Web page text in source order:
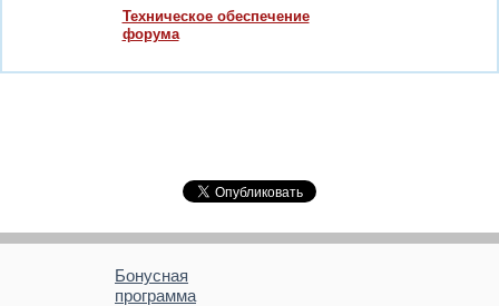
Техническое обеспечение
форума
Бонусная
программа